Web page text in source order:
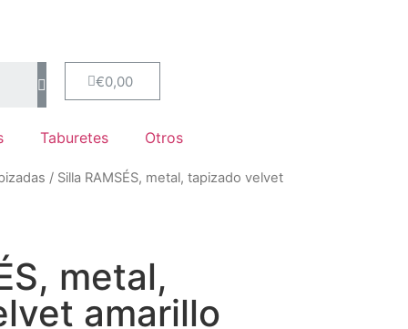
€0,00
Taburetes Otros
/ Silla RAMSÉS, metal, tapizado velvet
metal,
amarillo